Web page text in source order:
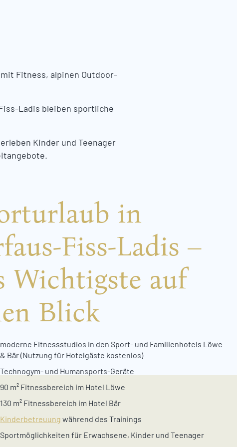
Fitness, alpinen Outdoor-
Ladis bleiben sportliche
Kinder und Teenager
in
Fiss-Ladis –
Wichtigste auf
Blick
moderne Fitnessstudios in den Sport- und Familienhotels Löwe
& Bär (Nutzung für Hotelgäste kostenlos)
Technogym- und Humansports-Geräte
90 m² Fitnessbereich im Hotel Löwe
130 m² Fitnessbereich im Hotel Bär
Kinderbetreuung während des Trainings
Sportmöglichkeiten für Erwachsene, Kinder und Teenager